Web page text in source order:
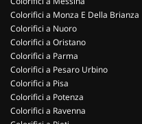
Colorifici a Monza E Della Brianza
Colorifici a Nuoro
Colorifici a Oristano
Colorifici a Parma
Colorifici a Pesaro Urbino
Colorifici a Pisa
Colorifici a Potenza
Colorifici a Ravenna